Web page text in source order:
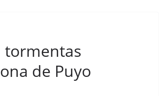
tormentas
de Puyo